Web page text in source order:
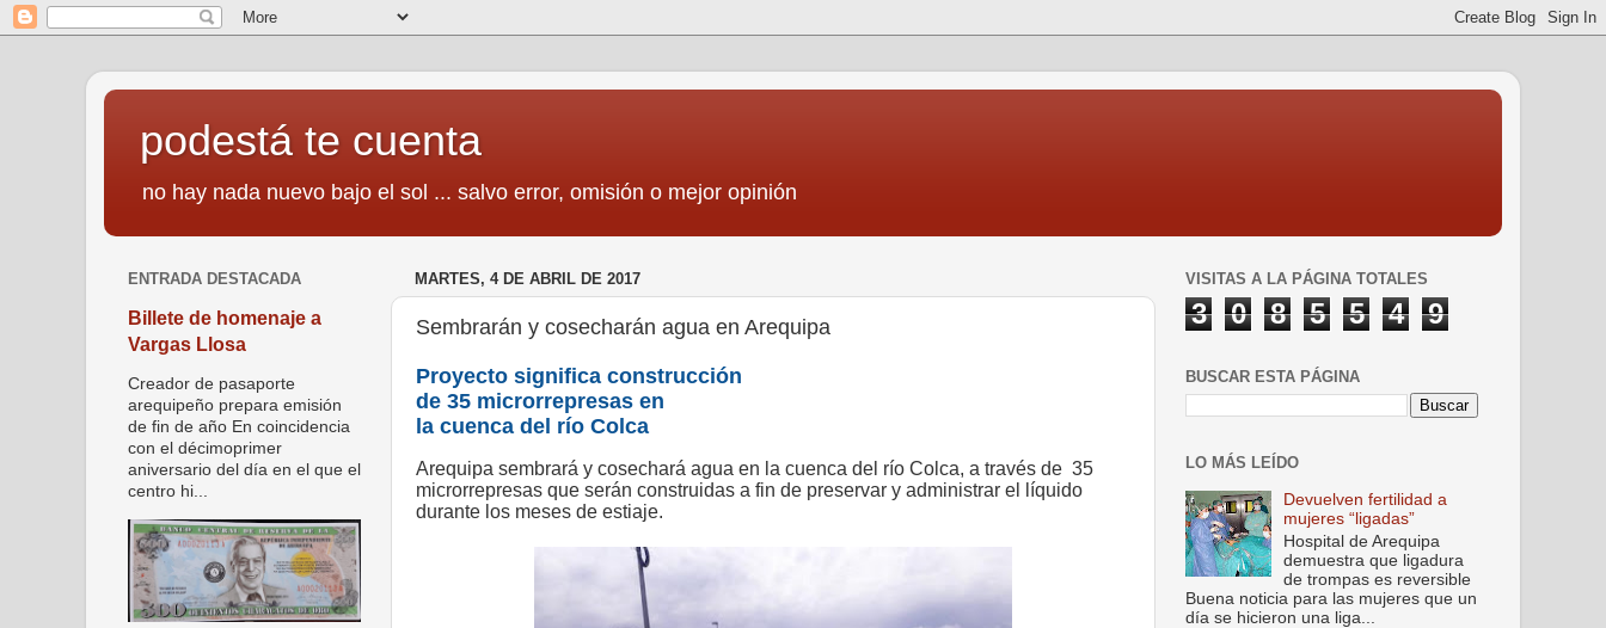
podestá te cuenta
no hay nada nuevo bajo el sol ... salvo error, omisión o mejor opinión
MARTES, 4 DE ABRIL DE 2017
Sembrarán y cosecharán agua en Arequipa
Proyecto significa construcción
de 35 microrrepresas en
la cuenca del río Colca
Arequipa sembrará y cosechará agua en la cuenca del río Colca, a través de 35
microrrepresas que serán construidas a fin de preservar y administrar el líquido
durante los meses de estiaje.
ENTRADA DESTACADA
Billete de homenaje a
Vargas Llosa
Creador de pasaporte
arequipeño prepara emisión
de fin de año En coincidencia
con el décimoprimer
aniversario del día en el que el
centro hi...
VISITAS A LA PÁGINA TOTALES
3 0 8 5 5 4 9
BUSCAR ESTA PÁGINA
LO MÁS LEÍDO
Devuelven fertilidad a
mujeres “ligadas”
Hospital de Arequipa
demuestra que ligadura
de trompas es reversible
Buena noticia para las mujeres que un
día se hicieron una liga...